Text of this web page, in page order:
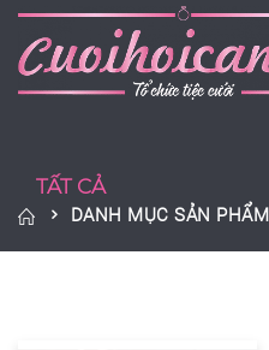
TẤT CẢ
DANH MỤC SẢN PHẨM